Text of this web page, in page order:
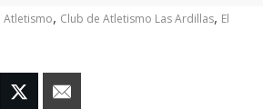
Atletismo, Club de Atletismo Las Ardillas, El